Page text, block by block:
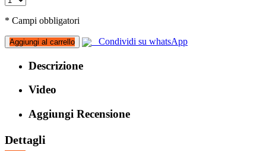
* Campi obbligatori
Aggiungi al carrello Condividi su whatsApp
Descrizione
Video
Aggiungi Recensione
Dettagli